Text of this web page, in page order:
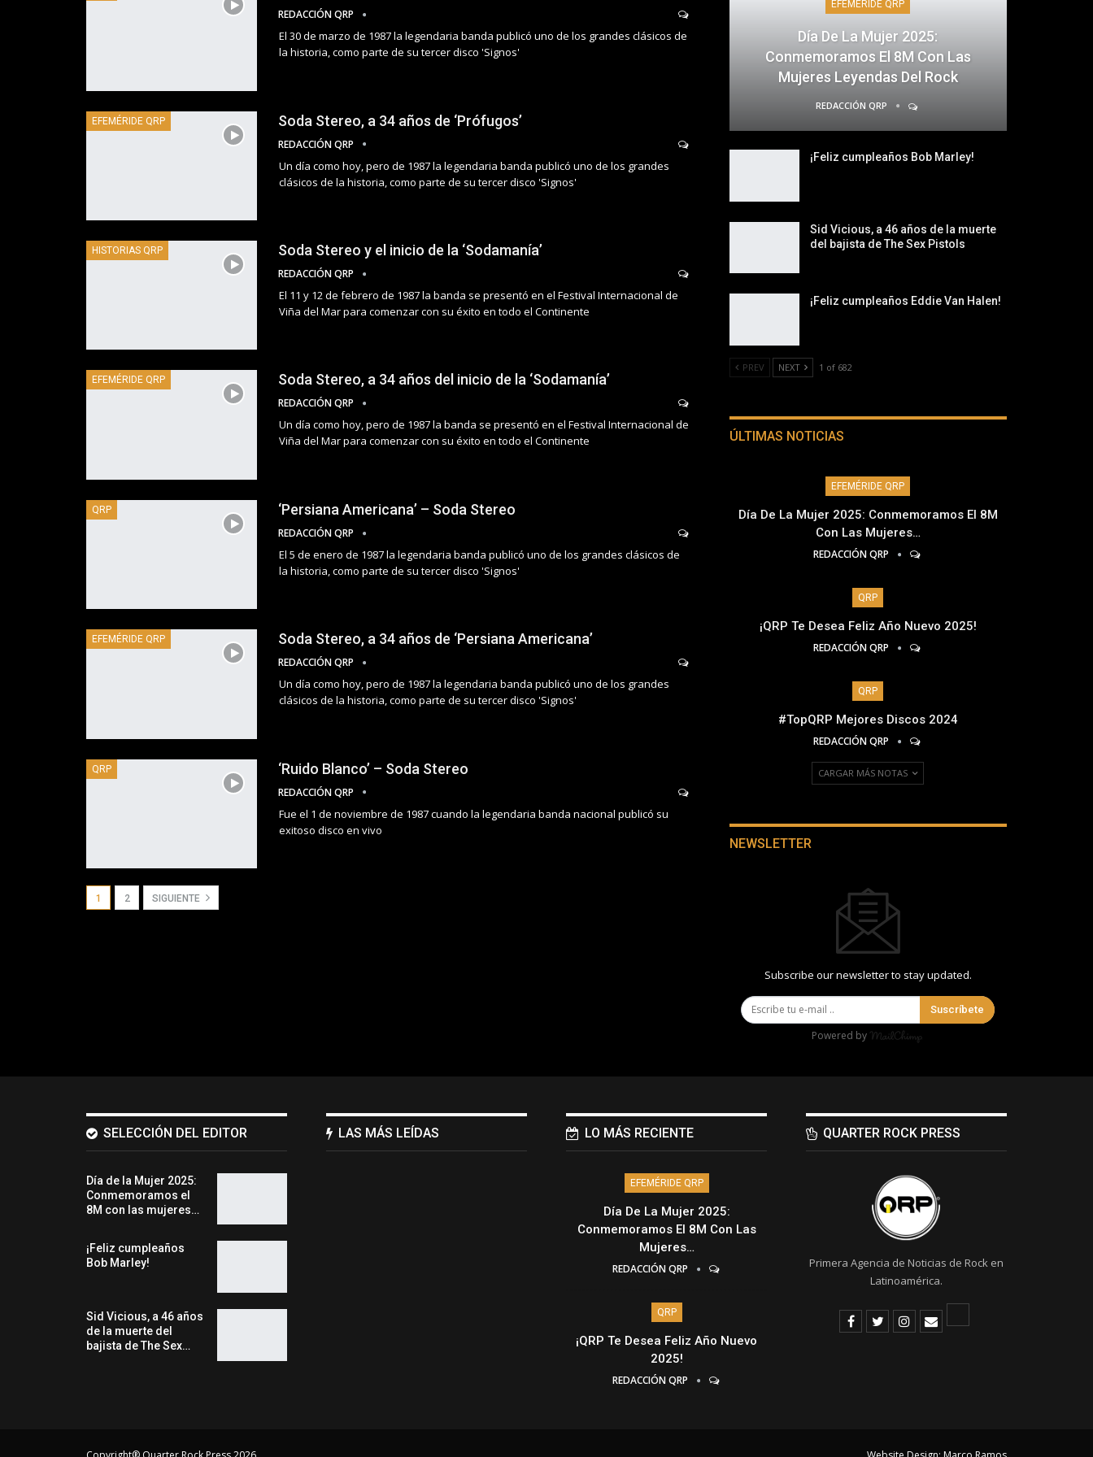
REDACCIÓN QRP
El 30 de marzo de 1987 la legendaria banda publicó uno de los grandes clásicos de
la historia, como parte de su tercer disco 'Signos'
EFEMÉRIDE QRP Soda Stereo, a 34 años de ‘Prófugos’
REDACCIÓN QRP
Un día como hoy, pero de 1987 la legendaria banda publicó uno de los grandes
clásicos de la historia, como parte de su tercer disco 'Signos'
HISTORIAS QRP Soda Stereo y el inicio de la ‘Sodamanía’
REDACCIÓN QRP
El 11 y 12 de febrero de 1987 la banda se presentó en el Festival Internacional de
Viña del Mar para comenzar con su éxito en todo el Continente
EFEMÉRIDE QRP Soda Stereo, a 34 años del inicio de la ‘Sodamanía’
REDACCIÓN QRP
Un día como hoy, pero de 1987 la banda se presentó en el Festival Internacional de
Viña del Mar para comenzar con su éxito en todo el Continente
QRP ‘Persiana Americana’ – Soda Stereo
REDACCIÓN QRP
El 5 de enero de 1987 la legendaria banda publicó uno de los grandes clásicos de
la historia, como parte de su tercer disco 'Signos'
EFEMÉRIDE QRP Soda Stereo, a 34 años de ‘Persiana Americana’
REDACCIÓN QRP
Un día como hoy, pero de 1987 la legendaria banda publicó uno de los grandes
clásicos de la historia, como parte de su tercer disco 'Signos'
QRP ‘Ruido Blanco’ – Soda Stereo
REDACCIÓN QRP
Fue el 1 de noviembre de 1987 cuando la legendaria banda nacional publicó su
exitoso disco en vivo
1 2 SIGUIENTE
EFEMÉRIDE QRP
Día De La Mujer 2025:
Conmemoramos El 8M Con Las
Mujeres Leyendas Del Rock
REDACCIÓN QRP
¡Feliz cumpleaños Bob Marley!
Sid Vicious, a 46 años de la muerte
del bajista de The Sex Pistols
¡Feliz cumpleaños Eddie Van Halen!
PREV NEXT 1 of 682
ÚLTIMAS NOTICIAS
EFEMÉRIDE QRP
Día De La Mujer 2025: Conmemoramos El 8M
Con Las Mujeres…
REDACCIÓN QRP
QRP
¡QRP Te Desea Feliz Año Nuevo 2025!
REDACCIÓN QRP
QRP
#TopQRP Mejores Discos 2024
REDACCIÓN QRP
CARGAR MÁS NOTAS
NEWSLETTER
Subscribe our newsletter to stay updated.
Suscríbete
Powered by
SELECCIÓN DEL EDITOR
Día de la Mujer 2025:
Conmemoramos el
8M con las mujeres…
¡Feliz cumpleaños
Bob Marley!
Sid Vicious, a 46 años
de la muerte del
bajista de The Sex…
LAS MÁS LEÍDAS LO MÁS RECIENTE
EFEMÉRIDE QRP
Día De La Mujer 2025:
Conmemoramos El 8M Con Las
Mujeres…
REDACCIÓN QRP
QRP
¡QRP Te Desea Feliz Año Nuevo
2025!
REDACCIÓN QRP
QUARTER ROCK PRESS
Primera Agencia de Noticias de Rock en
Latinoamérica.